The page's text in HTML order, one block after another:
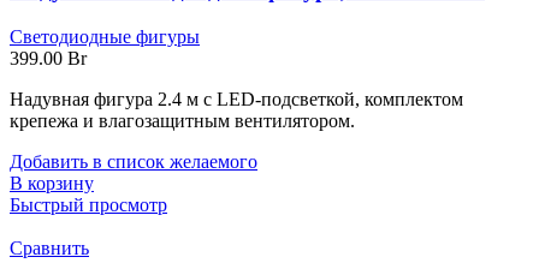
Светодиодные фигуры
399.00 Br
Надувная фигура 2.4 м с LED-подсветкой, комплектом
крепежа и влагозащитным вентилятором.
Добавить в список желаемого
В корзину
Быстрый просмотр
Сравнить